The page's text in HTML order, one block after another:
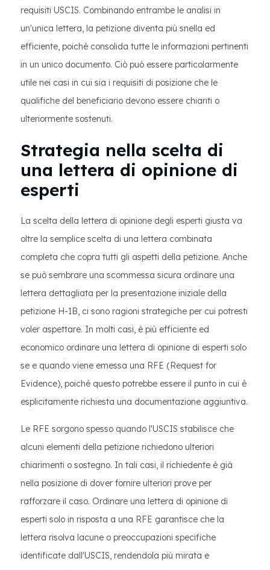
requisiti USCIS. Combinando entrambe le analisi in
un'unica lettera, la petizione diventa più snella ed
efficiente, poiché consolida tutte le informazioni pertinenti
in un unico documento. Ciò può essere particolarmente
utile nei casi in cui sia i requisiti di posizione che le
qualifiche del beneficiario devono essere chiariti o
ulteriormente sostenuti.
Strategia nella scelta di
una lettera di opinione di
esperti
La scelta della lettera di opinione degli esperti giusta va
oltre la semplice scelta di una lettera combinata
completa che copra tutti gli aspetti della petizione. Anche
se può sembrare una scommessa sicura ordinare una
lettera dettagliata per la presentazione iniziale della
petizione H-1B, ci sono ragioni strategiche per cui potresti
voler aspettare. In molti casi, è più efficiente ed
economico ordinare una lettera di opinione di esperti solo
se e quando viene emessa una RFE (Request for
Evidence), poiché questo potrebbe essere il punto in cui è
esplicitamente richiesta una documentazione aggiuntiva.
Le RFE sorgono spesso quando l'USCIS stabilisce che
alcuni elementi della petizione richiedono ulteriori
chiarimenti o sostegno. In tali casi, il richiedente è già
nella posizione di dover fornire ulteriori prove per
rafforzare il caso. Ordinare una lettera di opinione di
esperti solo in risposta a una RFE garantisce che la
lettera risolva lacune o preoccupazioni specifiche
identificate dall'USCIS, rendendola più mirata e